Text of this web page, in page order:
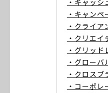
・キャッシ
・キャンペ
・クライア
・クリエ
・グリッド
・グロー
・クロス
・コーポレ